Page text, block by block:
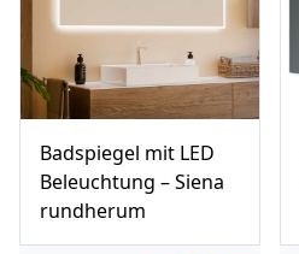
Badspiegel mit LED
Beleuchtung – Siena
rundherum